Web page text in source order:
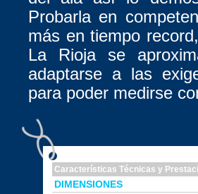
Probarla en
más en tiempo
La Rioja se
adaptarse a las
para poder medirse
Características Técnicas y
DIMENSIONES